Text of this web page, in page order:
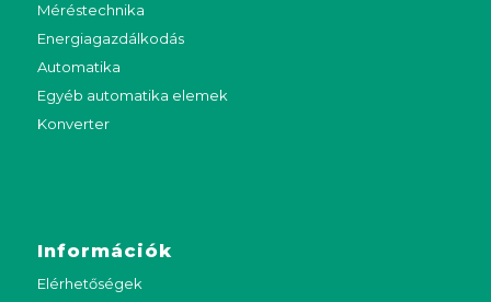
Méréstechnika
Energiagazdálkodás
Automatika
Egyéb automatika elemek
Konverter
Információk
Elérhetőségek